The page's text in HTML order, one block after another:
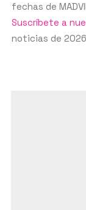
fechas de
Suscríbete a
noticias de